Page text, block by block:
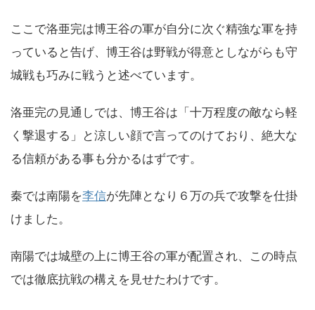
ここで洛亜完は博王谷の軍が自分に次ぐ精強な軍を持
っていると告げ、博王谷は野戦が得意としながらも守
城戦も巧みに戦うと述べています。
洛亜完の見通しでは、博王谷は「十万程度の敵なら軽
く撃退する」と涼しい顔で言ってのけており、絶大な
る信頼がある事も分かるはずです。
秦では南陽を李信が先陣となり６万の兵で攻撃を仕掛
けました。
南陽では城壁の上に博王谷の軍が配置され、この時点
では徹底抗戦の構えを見せたわけです。